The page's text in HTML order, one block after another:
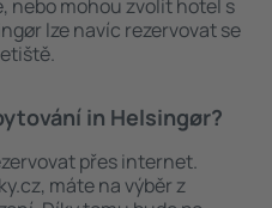
nebo mohou zvolit hotel s
lze navíc rezervovat se
in Helsingør?
přes internet.
máte na výběr z